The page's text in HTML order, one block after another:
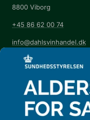
8800 Viborg
+45 86 62 00 74
info@dahlsvinhandel.dk
Handelsbetingelser
ordre
Cookie-præferencer